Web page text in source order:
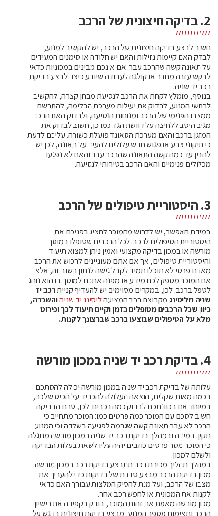
2. בדיקה חיצונית של הרכב
חשוב לבצע בדיקה חיצונית של הרכב, יש להקשיב למנוע,
לבדק האם קיימות נזילות והאם יש חלודה או סימנים המעידים
על תאונה קשה שהרכב עבר. אם אינכם מבינים במכוניות כדאי
לבקש עזרה מחבר או קולגה לעבודה שיודע כיצד לבצע בדיקת
רכב יד שניה.
בנוסף, מומלץ לקחת את הרכב לנסיעת מבחן קצרה, להקשיב
לרחשי המנוע, לבדוק את יעילות מערכת הבלימה, להתרשם
ממצבו הפנימי של הרכב ומנוחות הנסיעה, ולבדוק האם הרכב
מגיב היטב ללחיצה על דוושת הגז. כמו כן, חשוב לבדוק את
המזגן ברכב והאם מערכת הסאונד פועלת כשורה. עליכם לדעת
כי תיקוני צבע או פגוש חדש עלולים להעיד על תאונה, לכן יש
להבין עד כמה קשה התאונה שהרכב עבר והאם לא נפגעו
מכלולים פנימיים והאם הרכב בטיחותי לנסיעה.
3. היסטוריית טיפולים של הרכב
במידת האפשר, יש לדרוש מהמוכר להציג בפניכם את
היסטוריית הטיפולים לרכב. לכל הרכבים שטופלו במוסך
מורשה או במכון בדיקה מקצועי ואמין ניתן למצוא תיעוד
והיסטוריית טיפולים, אך אם אתם מעוניינים לרכוש את הרכב
מאדם פרטי לא תוכלו תמיד לקבל גישה לנתון חשוב זה, אלא
אם המוכר מספק לכם מידע או מפנה אתכם למוסך בו הוא נוהג
לטפל ברכב. לכן, במקרים מסוימים יש להעדיף קנייתרכב יד
שניה מליסינג מקבוצת רכב המציעהליסינג יד שניהוהשכרה,
כיוון שכל הרכבים מטופלים בזמן וקיים תיעוד לכך ופירוט
מלא על הטיפולים שבוצעו ברכב שברצונך לקנות.
4. בדיקת רכב יד שניה במכון מורשה
עלותה של בדיקת רכב יד שניה במכון מורשה יכולה להסתכם
בכמה מאות שקלים, הוצאה העלולה להכביד על הכיס שלכם,
במיוחד אם בכוונתכם לבדוק כמה רכבים. לכן, טרם הבדיקה
חשוב לסכם עם המוכר כמה פרטים כמו: המוכר מתחייב כי
הרכב לא עבר תאונה קשה שגרמה לפגיעה בשלדה וכי המנוע
תקין. במידה ובמהלך בדיקת רכב יד שניה במכון מורשה מתגלה
כי המוכר מסר פרטים כוזבים יהיה עליו לשאת בעלות הבדיקה
ולשלם למכון.
במהלך תהליך מכירת רכב תתבצע בדיקת רכב במכון מורשה.
מכון בדיקת הרכב מבצע סדרת של בדיקות כדי להעריך את
מצבו של הרכב, ועל מנת להסיק המלצות עבורך האם כדאי
לקנות את המכונית או לחפש רכב אחר.
מכון מורשה מאמת את זהות המוכר, בודק בקפידה את רישיון
הרכב ותאימות מספר המנוע, מבצע בדיקת חיצונית בדגש על